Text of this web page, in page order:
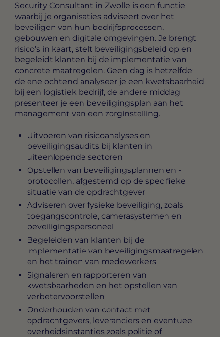
Security Consultant in Zwolle is een functie
waarbij je organisaties adviseert over het
beveiligen van hun bedrijfsprocessen,
gebouwen en digitale omgevingen. Je brengt
risico’s in kaart, stelt beveiligingsbeleid op en
begeleidt klanten bij de implementatie van
concrete maatregelen. Geen dag is hetzelfde:
de ene ochtend analyseer je een kwetsbaarheid
bij een logistiek bedrijf, de andere middag
presenteer je een beveiligingsplan aan het
management van een zorginstelling.
Uitvoeren van risicoanalyses en
beveiligingsaudits bij klanten in
uiteenlopende sectoren
Opstellen van beveiligingsplannen en -
protocollen, afgestemd op de specifieke
situatie van de opdrachtgever
Adviseren over fysieke beveiliging, zoals
toegangscontrole, camerasystemen en
beveiligingspersoneel
Begeleiden van klanten bij de
implementatie van beveiligingsmaatregelen
en het trainen van medewerkers
Signaleren en rapporteren van
kwetsbaarheden en het opstellen van
verbetervoorstellen
Onderhouden van contact met
opdrachtgevers, leveranciers en eventueel
overheidsinstanties zoals politie of